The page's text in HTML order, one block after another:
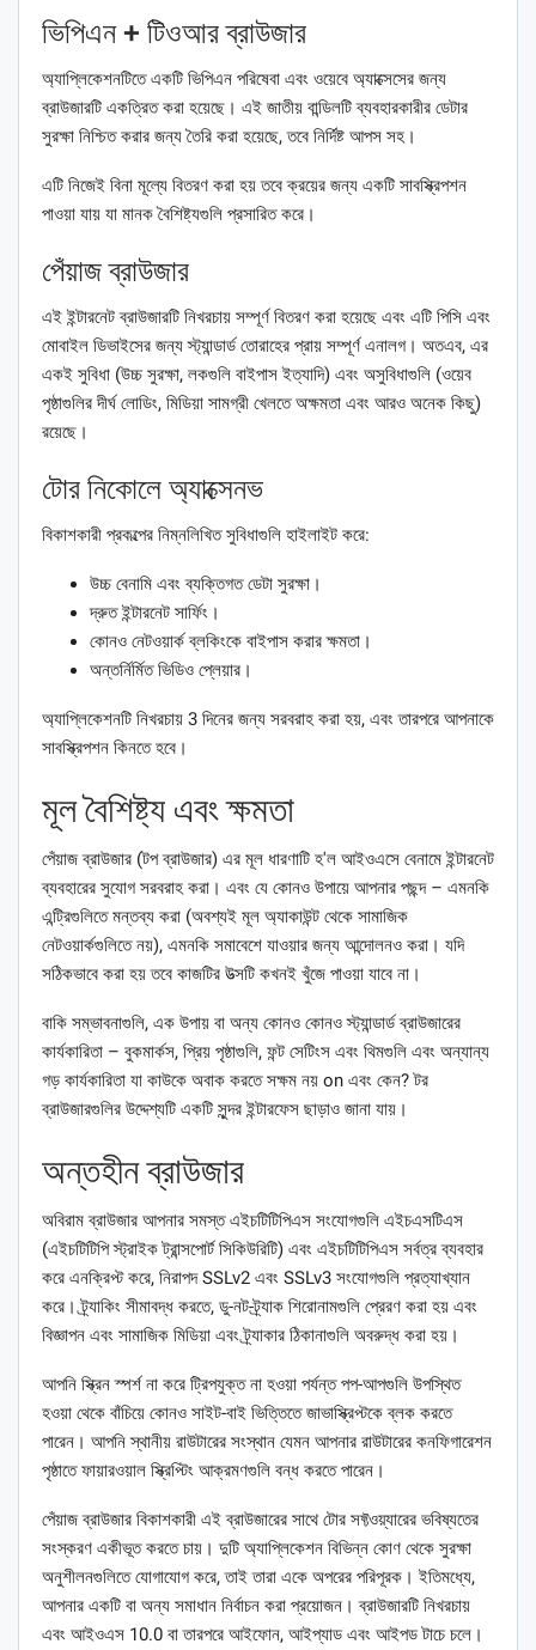
ভিপিএন + টিওআর ব্রাউজার
অ্যাপ্লিকেশনটিতে একটি ভিপিএন পরিষেবা এবং ওয়েবে অ্যাক্সেসের জন্য
ব্রাউজারটি একত্রিত করা হয়েছে। এই জাতীয় বান্ডিলটি ব্যবহারকারীর ডেটার
সুরক্ষা নিশ্চিত করার জন্য তৈরি করা হয়েছে, তবে নির্দিষ্ট আপস সহ।
এটি নিজেই বিনা মূল্যে বিতরণ করা হয় তবে ক্রয়ের জন্য একটি সাবস্ক্রিপশন
পাওয়া যায় যা মানক বৈশিষ্ট্যগুলি প্রসারিত করে।
পেঁয়াজ ব্রাউজার
এই ইন্টারনেট ব্রাউজারটি নিখরচায় সম্পূর্ণ বিতরণ করা হয়েছে এবং এটি পিসি এবং
মোবাইল ডিভাইসের জন্য স্ট্যান্ডার্ড তোরাহের প্রায় সম্পূর্ণ এনালগ। অতএব, এর
একই সুবিধা (উচ্চ সুরক্ষা, লকগুলি বাইপাস ইত্যাদি) এবং অসুবিধাগুলি (ওয়েব
পৃষ্ঠাগুলির দীর্ঘ লোডিং, মিডিয়া সামগ্রী খেলতে অক্ষমতা এবং আরও অনেক কিছু)
রয়েছে।
টোর নিকোলে অ্যাক্সেনভ
বিকাশকারী প্রকল্পের নিম্নলিখিত সুবিধাগুলি হাইলাইট করে:
উচ্চ বেনামি এবং ব্যক্তিগত ডেটা সুরক্ষা।
দ্রুত ইন্টারনেট সার্ফিং।
কোনও নেটওয়ার্ক ব্লকিংকে বাইপাস করার ক্ষমতা।
অন্তর্নির্মিত ভিডিও প্লেয়ার।
অ্যাপ্লিকেশনটি নিখরচায় 3 দিনের জন্য সরবরাহ করা হয়, এবং তারপরে আপনাকে
সাবস্ক্রিপশন কিনতে হবে।
মূল বৈশিষ্ট্য এবং ক্ষমতা
পেঁয়াজ ব্রাউজার (টপ ব্রাউজার) এর মূল ধারণাটি হ'ল আইওএসে বেনামে ইন্টারনেট
ব্যবহারের সুযোগ সরবরাহ করা। এবং যে কোনও উপায়ে আপনার পছন্দ – এমনকি
এন্ট্রিগুলিতে মন্তব্য করা (অবশ্যই মূল অ্যাকাউন্ট থেকে সামাজিক
নেটওয়ার্কগুলিতে নয়), এমনকি সমাবেশে যাওয়ার জন্য আন্দোলনও করা। যদি
সঠিকভাবে করা হয় তবে কাজটির উত্সটি কখনই খুঁজে পাওয়া যাবে না।
বাকি সম্ভাবনাগুলি, এক উপায় বা অন্য কোনও কোনও স্ট্যান্ডার্ড ব্রাউজারের
কার্যকারিতা – বুকমার্কস, প্রিয় পৃষ্ঠাগুলি, ফন্ট সেটিংস এবং থিমগুলি এবং অন্যান্য
গড় কার্যকারিতা যা কাউকে অবাক করতে সক্ষম নয় on এবং কেন? টর
ব্রাউজারগুলির উদ্দেশ্যটি একটি সুন্দর ইন্টারফেস ছাড়াও জানা যায়।
অন্তহীন ব্রাউজার
অবিরাম ব্রাউজার আপনার সমস্ত এইচটিটিপিএস সংযোগগুলি এইচএসটিএস
(এইচটিটিপি স্ট্রাইক ট্রান্সপোর্ট সিকিউরিটি) এবং এইচটিটিপিএস সর্বত্র ব্যবহার
করে এনক্রিপ্ট করে, নিরাপদ SSLv2 এবং SSLv3 সংযোগগুলি প্রত্যাখ্যান
করে। ট্র্যাকিং সীমাবদ্ধ করতে, ডু-নট-ট্র্যাক শিরোনামগুলি প্রেরণ করা হয় এবং
বিজ্ঞাপন এবং সামাজিক মিডিয়া এবং ট্র্যাকার ঠিকানাগুলি অবরুদ্ধ করা হয়।
আপনি স্ক্রিন স্পর্শ না করে ট্রিপযুক্ত না হওয়া পর্যন্ত পপ-আপগুলি উপস্থিত
হওয়া থেকে বাঁচিয়ে কোনও সাইট-বাই ভিত্তিতে জাভাস্ক্রিপ্টকে ব্লক করতে
পারেন। আপনি স্থানীয় রাউটারের সংস্থান যেমন আপনার রাউটারের কনফিগারেশন
পৃষ্ঠাতে ফায়ারওয়াল স্ক্রিপ্টিং আক্রমণগুলি বন্ধ করতে পারেন।
পেঁয়াজ ব্রাউজার বিকাশকারী এই ব্রাউজারের সাথে টোর সফ্টওয়্যারের ভবিষ্যতের
সংস্করণ একীভূত করতে চায়। দুটি অ্যাপ্লিকেশন বিভিন্ন কোণ থেকে সুরক্ষা
অনুশীলনগুলিতে যোগাযোগ করে, তাই তারা একে অপরের পরিপূরক। ইতিমধ্যে,
আপনার একটি বা অন্য সমাধান নির্বাচন করা প্রয়োজন। ব্রাউজারটি নিখরচায়
এবং আইওএস 10.0 বা তারপরে আইফোন, আইপ্যাড এবং আইপড টাচে চলে।